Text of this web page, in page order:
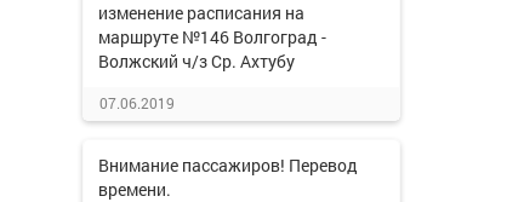
изменение расписания на
маршруте №146 Волгоград -
Волжский ч/з Ср. Ахтубу
07.06.2019
Внимание пассажиров! Перевод
времени.